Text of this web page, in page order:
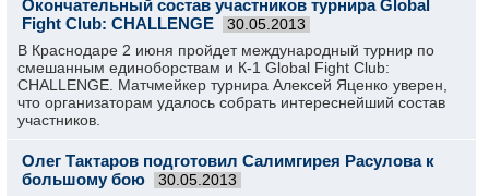
Окончательный состав участников турнира Global
Fight Club: CHALLENGE
30.05.2013
В Краснодаре 2 июня пройдет международный турнир по
смешанным единоборствам и К-1 Global Fight Club:
CHALLENGE. Матчмейкер турнира Алексей Яценко уверен,
что организаторам удалось собрать интереснейший состав
участников.
Олег Тактаров подготовил Салимгирея Расулова к
большому бою
30.05.2013